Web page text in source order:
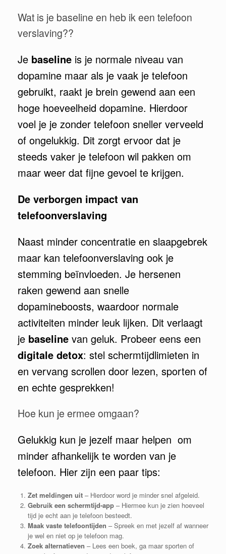
Wat is je baseline en heb ik een telefoon
verslaving??
Je baseline is je normale niveau van
dopamine maar als je vaak je telefoon
gebruikt, raakt je brein gewend aan een
hoge hoeveelheid dopamine. Hierdoor
voel je je zonder telefoon sneller verveeld
of ongelukkig. Dit zorgt ervoor dat je
steeds vaker je telefoon wil pakken om
maar weer dat fijne gevoel te krijgen.
De verborgen impact van
telefoonverslaving
Naast minder concentratie en slaapgebrek
maar kan telefoonverslaving ook je
stemming beïnvloeden. Je hersenen
raken gewend aan snelle
dopamineboosts, waardoor normale
activiteiten minder leuk lijken. Dit verlaagt
je baseline van geluk. Probeer eens een
digitale detox: stel schermtijdlimieten in
en vervang scrollen door lezen, sporten of
en echte gesprekken!
Hoe kun je ermee omgaan?
Gelukkig kun je jezelf maar helpen om
minder afhankelijk te worden van je
telefoon. Hier zijn een paar tips:
Zet meldingen uit– Hierdoor word je minder snel afgeleid.
Gebruik een schermtijd-app– Hiermee kun je zien hoeveel
tijd je echt aan je telefoon besteedt.
Maak vaste telefoontijden – Spreek en met jezelf af wanneer
je wel en niet op je telefoon mag.
Zoek alternatieven – Lees een boek, ga maar sporten of